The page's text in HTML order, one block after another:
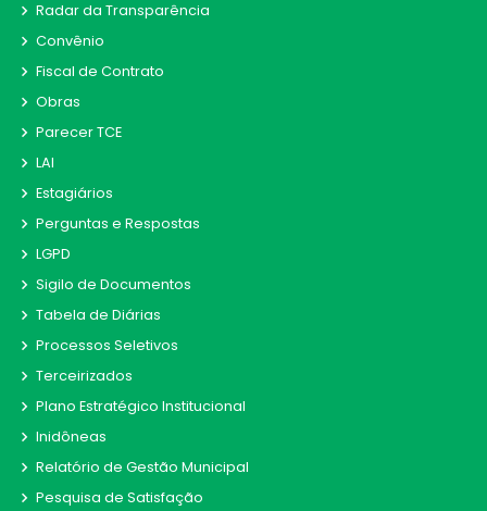
Radar da Transparência
Convênio
Fiscal de Contrato
Obras
Parecer TCE
LAI
Estagiários
Perguntas e Respostas
LGPD
Sigilo de Documentos
Tabela de Diárias
Processos Seletivos
Terceirizados
Plano Estratégico Institucional
Inidôneas
Relatório de Gestão Municipal
Pesquisa de Satisfação